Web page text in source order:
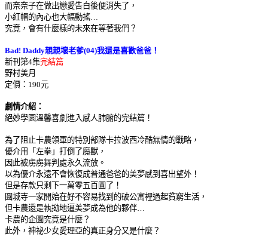
而奈奈子在做出戀愛告白後便消失了，
小紅帽的內心也大幅動搖…
究竟，會有什麼樣的未來在等著我們？
Bad! Daddy親親壞老爹(04)我還是喜歡爸爸！
新刊第4集完結篇
野村美月
定價： 190元
劇情介紹：
絕妙學園溫馨喜劇進入感人肺腑的完結篇！
為了阻止卡農領軍的特別部隊卡拉波西冷酷無情的戰略，
優介用「左拳」打倒了魔獸，
因此被虜虜舞判處永久流放。
以為優介永遠不會恢復成普通爸爸的美夢感到喜出望外！
但是存款只剩下一萬零五百圓了！
圓城寺一家開始在好不容易找到的破公寓裡過起貧窮生活，
但卡農還是執拗地逼美夢成為他的夥伴…
卡農的企圖究竟是什麼？
此外，神祕少女愛理亞的真正身分又是什麼？